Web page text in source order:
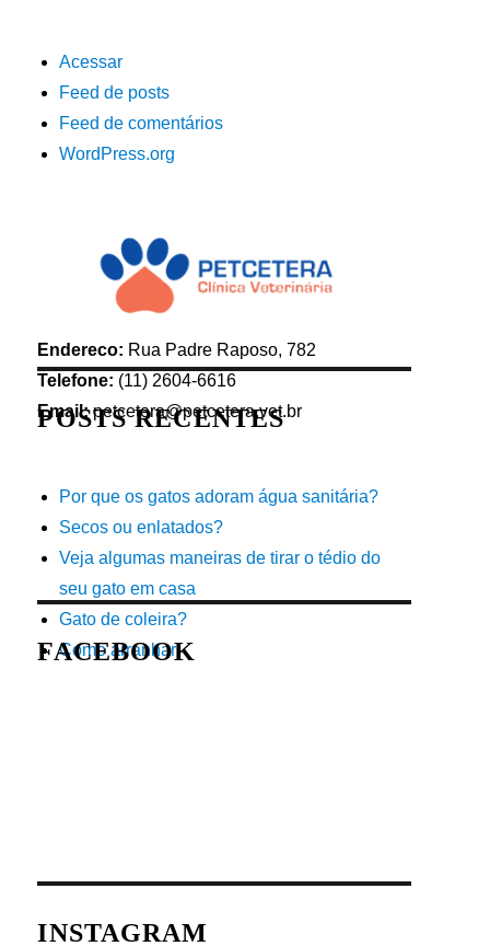
Acessar
Feed de posts
Feed de comentários
WordPress.org
Endereco: Rua Padre Raposo, 782
Telefone: (11) 2604-6616
Email:petcetera@petcetera.vet.br
POSTS RECENTES
Por que os gatos adoram água sanitária?
Secos ou enlatados?
Veja algumas maneiras de tirar o tédio do
seu gato em casa
Gato de coleira?
Como arranhar
FACEBOOK
INSTAGRAM